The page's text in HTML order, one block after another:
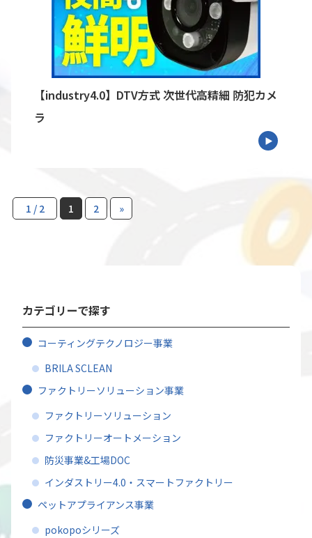
【industry4.0】DTV方式 次世代高精細 防犯カメ
ラ
1 / 2 1 2 »
カテゴリーで探す
コーティングテクノロジー事業
BRILA SCLEAN
ファクトリーソリューション事業
ファクトリーソリューション
ファクトリーオートメーション
防災事業&工場DOC
インダストリー4.0・スマートファクトリー
ペットアプライアンス事業
pokopoシリーズ